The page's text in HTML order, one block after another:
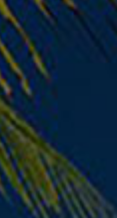
CONNECTORS / ADAPTERS
HP PAVILION DV5
DV6 HDD SATA
Hard Drive
Connector Cable
€29.80
€23.60
Παράδοση σε 1–3